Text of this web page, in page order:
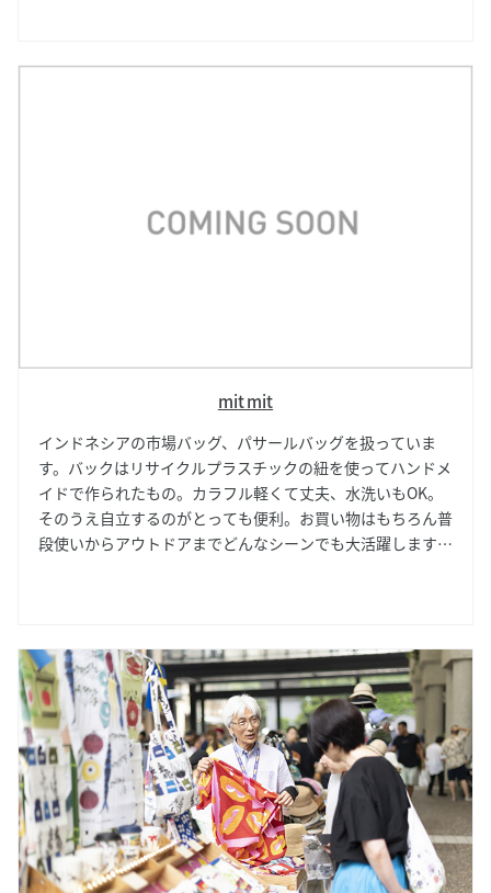
mit mit
インドネシアの市場バッグ、パサールバッグを扱っていま
す。バックはリサイクルプラスチックの紐を使ってハンドメ
イドで作られたもの。カラフル軽くて丈夫、水洗いもOK。
そのうえ自立するのがとっても便利。お買い物はもちろん普
段使いからアウトドアまでどんなシーンでも大活躍します！